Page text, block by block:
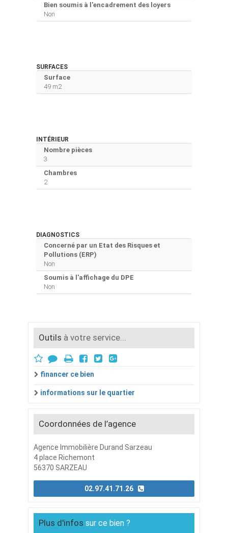
Bien soumis à l'encadrement des loyers
Non
SURFACES
Surface
49 m2
INTÉRIEUR
Nombre pièces
3
Chambres
2
DIAGNOSTICS
Concerné par un Etat des Risques et
Pollutions (ERP)
Non
Soumis à l'affichage du DPE
Non
Outils à votre service...
financer ce bien
informations sur le quartier
Coordonnées de l’agence
Agence Immobilière Durand Sarzeau
4 place Richemont
56370 SARZEAU
Plus d'infos sur ce bien ?